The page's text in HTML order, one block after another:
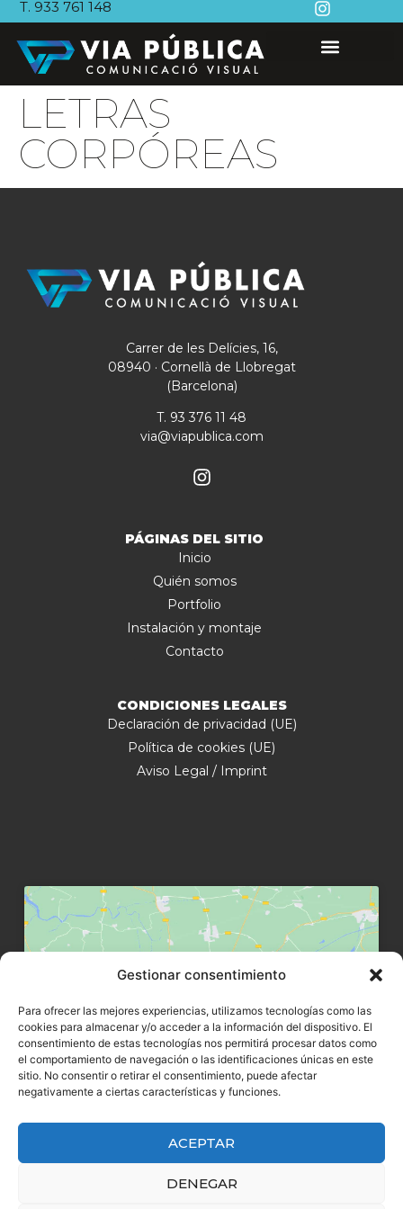
Gestionar consentimiento
Para ofrecer las mejores experiencias, utilizamos tecnologías como las
cookies para almacenar y/o acceder a la información del dispositivo. El
consentimiento de estas tecnologías nos permitirá procesar datos como
el comportamiento de navegación o las identificaciones únicas en este
sitio. No consentir o retirar el consentimiento, puede afectar
negativamente a ciertas características y funciones.
ACEPTAR
DENEGAR
T. 933 761 148
LETRAS
CORPÓREAS
Carrer de les Delícies, 16,
08940 · Cornellà de Llobregat
(Barcelona)
T. 93 376 11 48
via@viapublica.com
PÁGINAS DEL SITIO
Inicio
Quién somos
Portfolio
Instalación y montaje
Contacto
CONDICIONES LEGALES
Declaración de privacidad (UE)
Política de cookies (UE)
Aviso Legal / Imprint
cookies y habilitar este contenido